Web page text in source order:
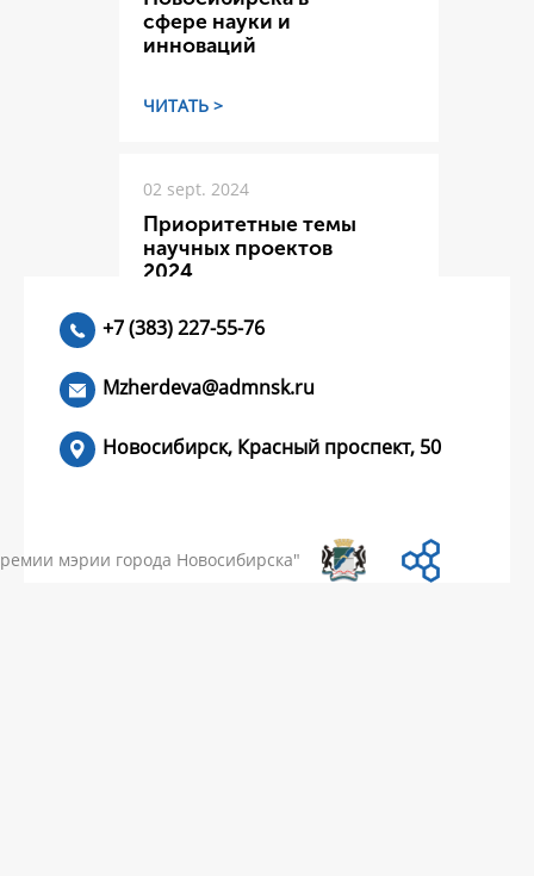
сфере науки и
инноваций
ЧИТАТЬ >
02 sept. 2024
Приоритетные темы
научных проектов
2024
ЧИТАТЬ >
+7 (383) 227-55-76
Mzherdeva@admnsk.ru
Новосибирск, Красный проспект, 50
мэрии города Новосибирска"